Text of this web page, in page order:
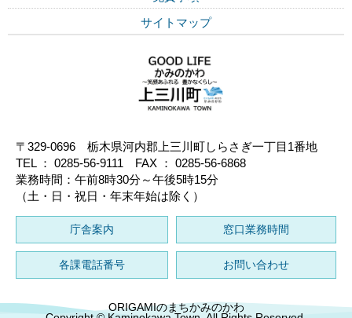
サイトマップ
〒329-0696 栃木県河内郡上三川町しらさぎ一丁目1番地
TEL ： 0285-56-9111 FAX ： 0285-56-6868
業務時間：午前8時30分～午後5時15分
（土・日・祝日・年末年始は除く）
庁舎案内 窓口業務時間
各課電話番号 お問い合わせ
ORIGAMIのまちかみのかわ